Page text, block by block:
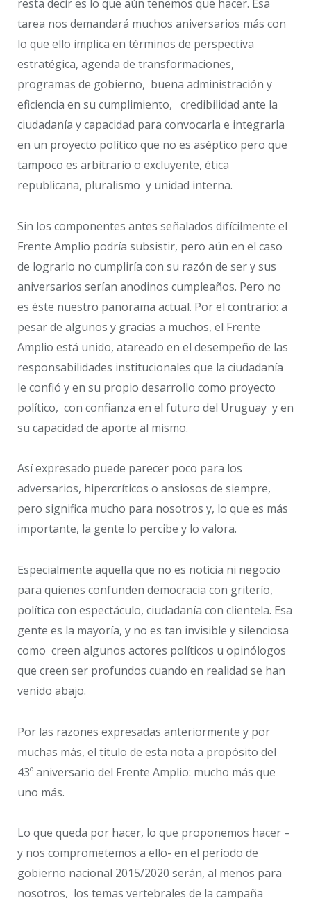
resta decir es lo que aún tenemos que hacer. Esa
tarea nos demandará muchos aniversarios más con
lo que ello implica en términos de perspectiva
estratégica, agenda de transformaciones,
programas de gobierno, buena administración y
eficiencia en su cumplimiento, credibilidad ante la
ciudadanía y capacidad para convocarla e integrarla
en un proyecto político que no es aséptico pero que
tampoco es arbitrario o excluyente, ética
republicana, pluralismo y unidad interna.
Sin los componentes antes señalados difícilmente el
Frente Amplio podría subsistir, pero aún en el caso
de lograrlo no cumpliría con su razón de ser y sus
aniversarios serían anodinos cumpleaños. Pero no
es éste nuestro panorama actual. Por el contrario: a
pesar de algunos y gracias a muchos, el Frente
Amplio está unido, atareado en el desempeño de las
responsabilidades institucionales que la ciudadanía
le confió y en su propio desarrollo como proyecto
político, con confianza en el futuro del Uruguay y en
su capacidad de aporte al mismo.
Así expresado puede parecer poco para los
adversarios, hipercríticos o ansiosos de siempre,
pero significa mucho para nosotros y, lo que es más
importante, la gente lo percibe y lo valora.
Especialmente aquella que no es noticia ni negocio
para quienes confunden democracia con griterío,
política con espectáculo, ciudadanía con clientela. Esa
gente es la mayoría, y no es tan invisible y silenciosa
como creen algunos actores políticos u opinólogos
que creen ser profundos cuando en realidad se han
venido abajo.
Por las razones expresadas anteriormente y por
muchas más, el título de esta nota a propósito del
43º aniversario del Frente Amplio: mucho más que
uno más.
Lo que queda por hacer, lo que proponemos hacer –
y nos comprometemos a ello- en el período de
gobierno nacional 2015/2020 serán, al menos para
nosotros, los temas vertebrales de la campaña